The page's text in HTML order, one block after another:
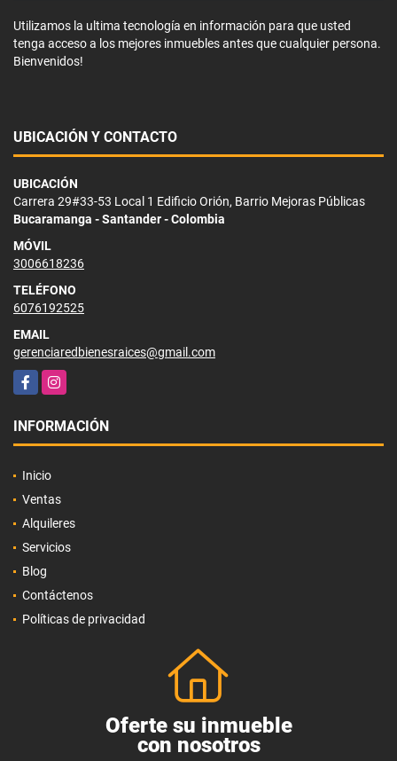
Utilizamos la ultima tecnología en información para que usted
tenga acceso a los mejores inmuebles antes que cualquier persona.
Bienvenidos!
UBICACIÓN Y CONTACTO
UBICACIÓN
Carrera 29#33-53 Local 1 Edificio Orión, Barrio Mejoras Públicas
Bucaramanga - Santander - Colombia
MÓVIL
3006618236
TELÉFONO
6076192525
EMAIL
gerenciaredbienesraices@gmail.com
FacebookInstagram
INFORMACIÓN
Inicio
Ventas
Alquileres
Servicios
Blog
Contáctenos
Políticas de privacidad
Oferte su inmueble
con nosotros